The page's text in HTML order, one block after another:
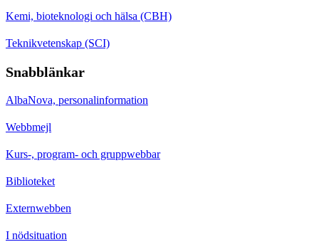
Kemi, bioteknologi och hälsa (CBH)
Teknikvetenskap (SCI)
Snabblänkar
AlbaNova, personalinformation
Webbmejl
Kurs-, program- och gruppwebbar
Biblioteket
Externwebben
I nödsituation